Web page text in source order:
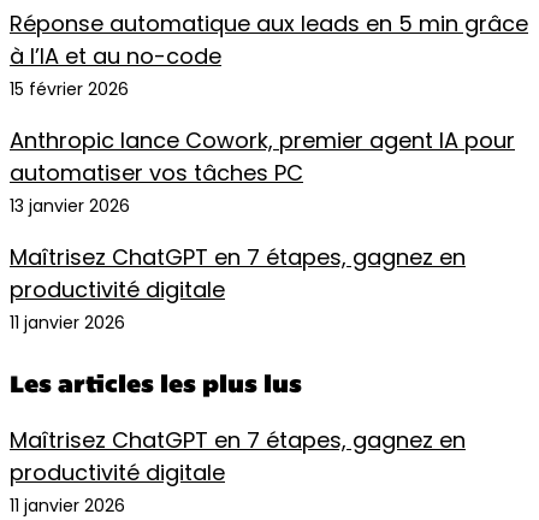
Réponse automatique aux leads en 5 min grâce
à l’IA et au no-code
15 février 2026
Anthropic lance Cowork, premier agent IA pour
automatiser vos tâches PC
13 janvier 2026
Maîtrisez ChatGPT en 7 étapes, gagnez en
productivité digitale
11 janvier 2026
Les articles les plus lus
Maîtrisez ChatGPT en 7 étapes, gagnez en
productivité digitale
11 janvier 2026